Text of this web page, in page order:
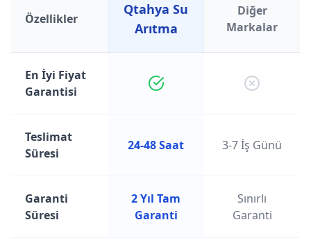
Özellikler
Qtahya Su
Arıtma
Diğer
Markalar
En İyi Fiyat
Garantisi
Teslimat
Süresi
24-48 Saat 3-7 İş Günü
Garanti
Süresi
2 Yıl Tam
Garanti
Sınırlı
Garanti